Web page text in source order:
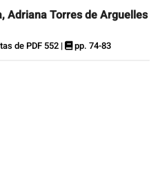
Adriana Torres de Arguelles
de PDF 552 | pp. 74-83